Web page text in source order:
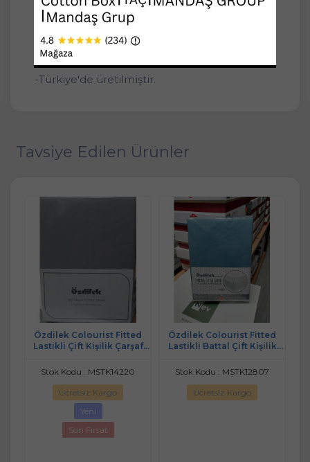
-Kalite: %100 Pamuk
-Max. 40 derecede yıkanması önerilir.
-Türkiye'de üretilmiştir.
Tavsiye Edilen Ürünler
Özdilek Colourist Fitted
Lastikli Çift Kişilik Çarşaf
Stok Kodu : MSTK14220
Ücretsiz Kargo
Yeni
Son Fırsat
Özdilek Colourist Fitted
Lastikli Battal Çift Kişilik
Maldiv
Stok Kodu : MSTK12807
Ücretsiz Kargo